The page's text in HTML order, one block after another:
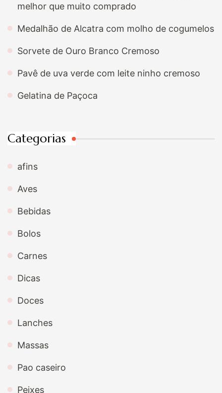
melhor que muito comprado
Medalhão de Alcatra com molho de cogumelos
Sorvete de Ouro Branco Cremoso
Pavê de uva verde com leite ninho cremoso
Gelatina de Paçoca
Categorias
afins
Aves
Bebidas
Bolos
Carnes
Dicas
Doces
Lanches
Massas
Pao caseiro
Peixes